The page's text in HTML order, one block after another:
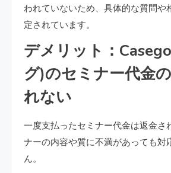
われていないため、具体的な質問や
定されています。
デメリット：
グ)のセミナー代金
れない
一度支払ったセミナー代金は返金さ
ナーの内容や質に不満があっても対
ん。